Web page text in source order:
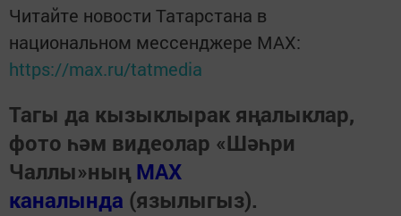
Читайте новости Татарстана в
национальном мессенджере MАХ:
https://max.ru/tatmedia
Тагы да кызыклырак яңалыклар,
фото һәм видеолар «Шәһри
Чаллы»ның MAX
каналында (язылыгыз).